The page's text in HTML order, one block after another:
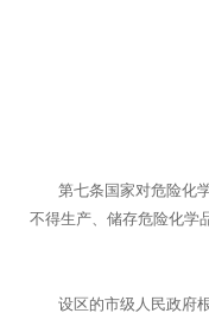
第七条国家对危险化学
不得生产、储存危险化学
设区的市级人民政府根